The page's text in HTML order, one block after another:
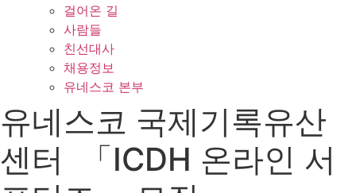
걸어온 길
사람들
친선대사
채용정보
유네스코 본부
유네스코 국제기록유산
센터 「ICDH 온라인 서